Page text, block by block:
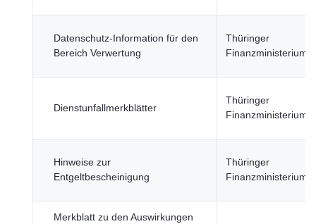
Datenschutz-Information für den
Bereich Verwertung
Thüringer
Finanzministerium
Dienstunfallmerkblätter
Thüringer
Finanzministerium
Hinweise zur
Entgeltbescheinigung
Thüringer
Finanzministerium
Merkblatt zu den Auswirkungen